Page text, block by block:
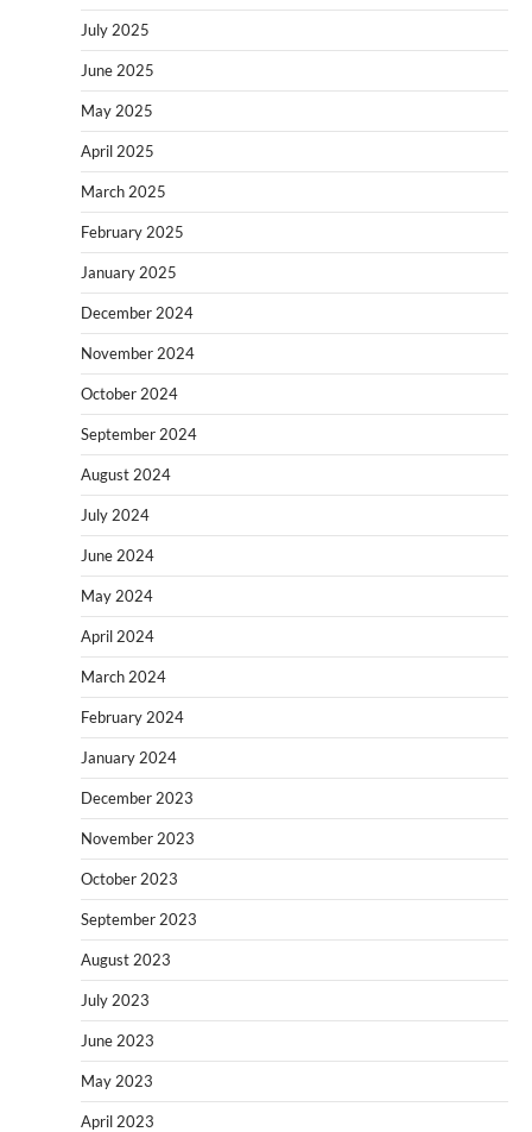
July 2025
June 2025
May 2025
April 2025
March 2025
February 2025
January 2025
December 2024
November 2024
October 2024
September 2024
August 2024
July 2024
June 2024
May 2024
April 2024
March 2024
February 2024
January 2024
December 2023
November 2023
October 2023
September 2023
August 2023
July 2023
June 2023
May 2023
April 2023